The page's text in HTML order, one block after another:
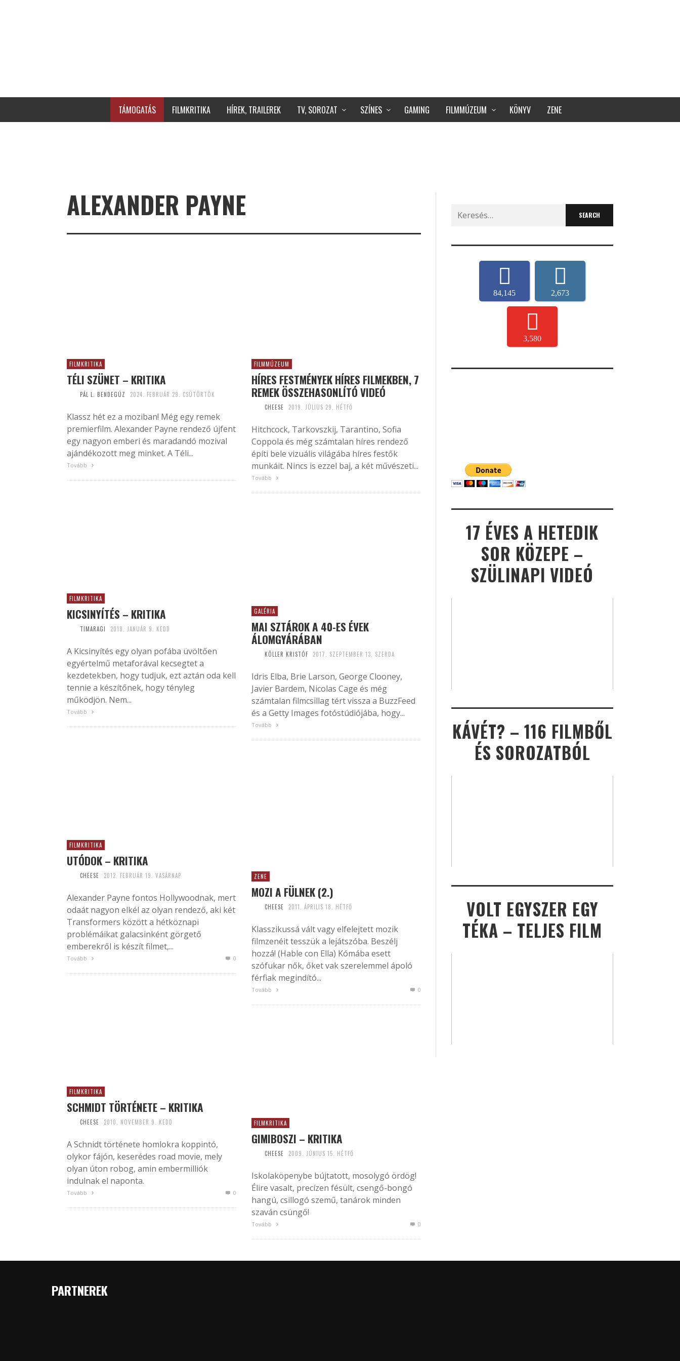
TÁMOGATÁS FILMKRITIKA HÍREK, TRAILEREK TV, SOROZAT SZÍNES GAMING FILMMÚZEUM KÖNYV ZENE
ALEXANDER PAYNE
FILMKRITIKA
TÉLI SZÜNET – KRITIKA
PÁL L. BENDEGÚZ 2024. FEBRUÁR 29. CSÜTÖRTÖK
Klassz hét ez a moziban! Még egy remek
premierfilm. Alexander Payne rendező újfent
egy nagyon emberi és maradandó mozival
ajándékozott meg minket. A Téli...
Tovább
FILMMÚZEUM
HÍRES FESTMÉNYEK HÍRES FILMEKBEN, 7
REMEK ÖSSZEHASONLÍTÓ VIDEÓ
CHEESE 2019. JÚLIUS 29. HÉTFŐ
Hitchcock, Tarkovszkij, Tarantino, Sofia
Coppola és még számtalan híres rendező
építi bele vizuális világába híres festők
munkáit. Nincs is ezzel baj, a két művészeti...
Tovább
FILMKRITIKA
KICSINYÍTÉS – KRITIKA
TIMARAGI 2018. JANUÁR 9. KEDD
A Kicsinyítés egy olyan pofába üvöltően
egyértelmű metaforával kecsegtet a
kezdetekben, hogy tudjuk, ezt aztán oda kell
tennie a készítőnek, hogy tényleg
működjön. Nem...
Tovább
GALÉRIA
MAI SZTÁROK A 40-ES ÉVEK
ÁLOMGYÁRÁBAN
KÖLLER KRISTÓF 2017. SZEPTEMBER 13. SZERDA
Idris Elba, Brie Larson, George Clooney,
Javier Bardem, Nicolas Cage és még
számtalan filmcsillag tért vissza a BuzzFeed
és a Getty Images fotóstúdiójába, hogy...
Tovább
FILMKRITIKA
UTÓDOK – KRITIKA
CHEESE 2012. FEBRUÁR 19. VASÁRNAP
Alexander Payne fontos Hollywoodnak, mert
odaát nagyon elkél az olyan rendező, aki két
Transformers között a hétköznapi
problémáikat galacsinként görgető
emberekről is készít filmet,...
Tovább 0
ZENE
MOZI A FÜLNEK (2.)
CHEESE 2011. ÁPRILIS 18. HÉTFŐ
Klasszikussá vált vagy elfelejtett mozik
filmzenéit tesszük a lejátszóba. Beszélj
hozzá! (Hable con Ella) Kómába esett
szófukar nők, őket vak szerelemmel ápoló
férfiak megindító...
Tovább 0
FILMKRITIKA
SCHMIDT TÖRTÉNETE – KRITIKA
CHEESE 2010. NOVEMBER 9. KEDD
A Schnidt története homlokra koppintó,
olykor fájón, keserédes road movie, mely
olyan úton robog, amin embermilliók
indulnak el naponta.
Tovább 0
FILMKRITIKA
GIMIBOSZI – KRITIKA
CHEESE 2009. JÚNIUS 15. HÉTFŐ
Iskolaköpenybe bújtatott, mosolygó ördög!
Élire vasalt, precízen fésült, csengő-bongó
hangú, csillogó szemű, tanárok minden
szaván csüngő!
Tovább 0
Search
for:
84,145 2,673
3,580
17 ÉVES A HETEDIK
SOR KÖZEPE –
SZÜLINAPI VIDEÓ
KÁVÉT? – 116 FILMBŐL
ÉS SOROZATBÓL
VOLT EGYSZER EGY
TÉKA – TELJES FILM
PARTNEREK